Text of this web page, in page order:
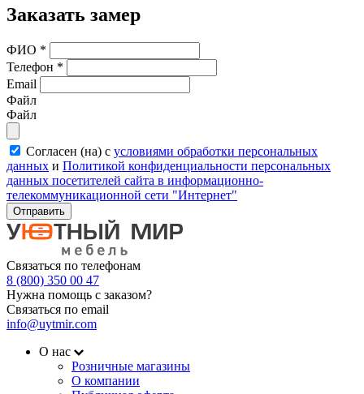
Заказать замер
ФИО *
Телефон *
Email
Файл
Файл
Согласен (на) с условиями обработки персональных
данных и Политикой конфиденциальности персональных
данных посетителей сайта в информационно-
телекоммуникационной сети "Интернет"
Отправить
Связаться по телефонам
8 (800) 350 00 47
Нужна помощь с заказом?
Связаться по email
info@uytmir.com
О нас
Розничные магазины
О компании